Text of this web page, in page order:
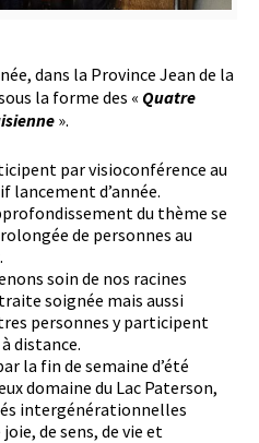
dans la Province Jean de la
la forme des « Quatre
».
par visioconférence au
lancement d’année.
du thème se
de personnes au
soin de nos racines
soignée mais aussi
personnes y participent
distance.
la fin de semaine d’été
domaine du Lac Paterson,
intergénérationnelles
de sens, de vie et